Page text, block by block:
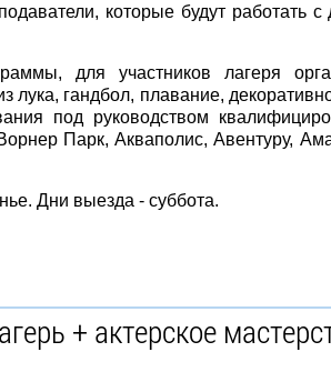
которые будут работать с
для участников лагеря
лука, гандбол, плавание,
под руководством
Парк, Акваполис, Авентуру,
Дни выезда - суббота.
+ актерское